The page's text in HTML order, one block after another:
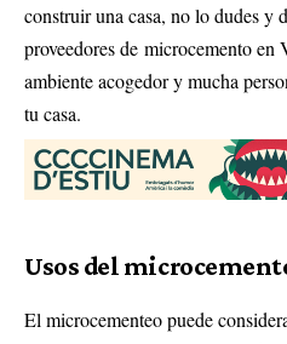
construir una casa, no lo dudes y
proveedores de microcemento en
ambiente acogedor y mucha
tu casa.
Usos del
El microcementeo puede